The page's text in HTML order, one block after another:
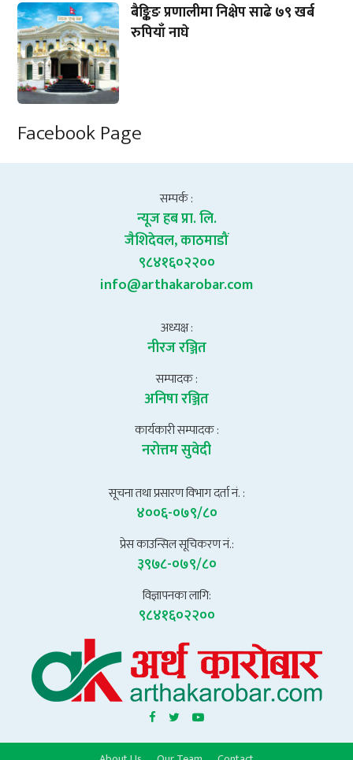
बैङ्किङ प्रणालीमा निक्षेप साढे ७९ खर्ब
रुपियाँ नाघे
Facebook Page
सम्पर्क :
न्यूज हब प्रा. लि.
जैशिदेवल, काठमाडौं
९८४१६०२२००
info@arthakarobar.com
अध्यक्ष :
नीरज रञ्जित
सम्पादक :
अनिषा रञ्जित
कार्यकारी सम्पादक :
नरोत्तम सुवेदी
सूचना तथा प्रसारण विभाग दर्ता नं. :
४००६-०७९/८०
प्रेस काउन्सिल सूचिकरण नं.:
३९७८-०७९/८०
विज्ञापनका लागि:
९८४१६०२२००